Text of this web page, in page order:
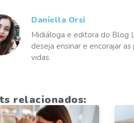
Daniella Orsi
Midiáloga e editora do Blog
deseja ensinar e encorajar
vidas.
relacionados: